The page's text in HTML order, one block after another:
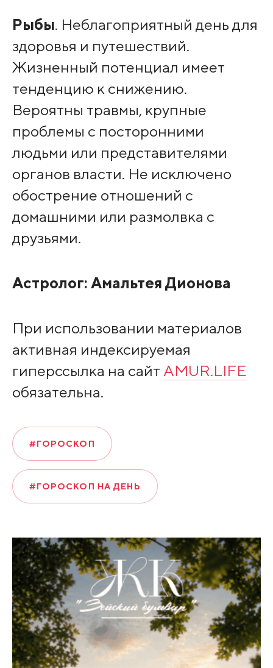
Рыбы. Неблагоприятный день для
здоровья и путешествий.
Жизненный потенциал имеет
тенденцию к снижению.
Вероятны травмы, крупные
проблемы с посторонними
людьми или представителями
органов власти. Не исключено
обострение отношений с
домашними или размолвка с
друзьями.
Астролог: Амальтея Дионова
При использовании материалов
активная индексируемая
гиперссылка на сайт AMUR.LIFE
обязательна.
#ГОРОСКОП
#ГОРОСКОП НА ДЕНЬ